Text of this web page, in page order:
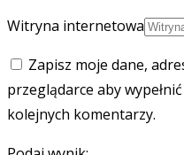
Witryna internetowa
Zapisz moje dane,
przeglądarce aby
kolejnych komentarzy.